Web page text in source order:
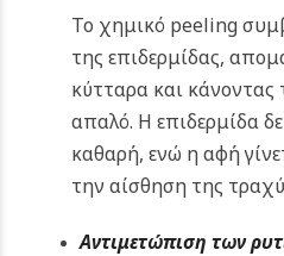
Το χημικό peeling
της επιδερμίδας,
κύτταρα και κάνοντας
απαλό. Η επιδερμίδα
καθαρή, ενώ η αφή
την αίσθηση της
Αντιμετώπιση των